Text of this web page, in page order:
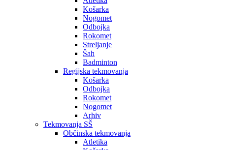
Košarka
Nogomet
Odbojka
Rokomet
Streljanje
Šah
Badminton
Regijska tekmovanja
Košarka
Odbojka
Rokomet
Nogomet
Arhiv
Tekmovanja SŠ
Občinska tekmovanja
Atletika